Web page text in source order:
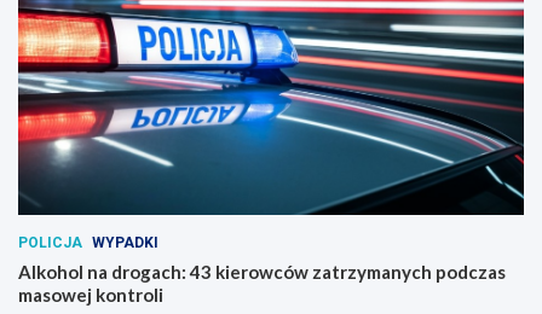
POLICJA WYPADKI
Alkohol na drogach: 43 kierowców zatrzymanych podczas
masowej kontroli